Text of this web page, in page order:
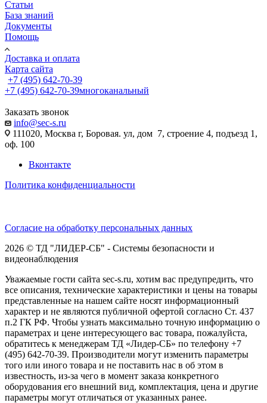
Статьи
База знаний
Документы
Помощь
Доставка и оплата
Карта сайта
+7 (495) 642-70-39
+7 (495) 642-70-39многоканальный
Заказать звонок
info@sec-s.ru
111020, Москва г, Боровая. ул, дом 7, строение 4, подъезд 1,
оф. 100
Вконтакте
Политика конфиденциальности
Согласие на обработку персональных данных
2026 © ТД "ЛИДЕР-СБ" - Системы безопасности и
видеонаблюдения
Уважаемые гости сайта sec-s.ru, хотим вас предупредить, что
все описания, технические характеристики и цены на товары
представленные на нашем сайте носят информационный
характер и не являются публичной офертой согласно Ст. 437
п.2 ГК РФ. Чтобы узнать максимально точную информацию о
параметрах и цене интересующего вас товара, пожалуйста,
обратитесь к менеджерам ТД «Лидер-СБ» по телефону +7
(495) 642-70-39. Производители могут изменить параметры
того или иного товара и не поставить нас в об этом в
известность, из-за чего в момент заказа конкретного
оборудования его внешний вид, комплектация, цена и другие
параметры могут отличаться от указанных ранее.